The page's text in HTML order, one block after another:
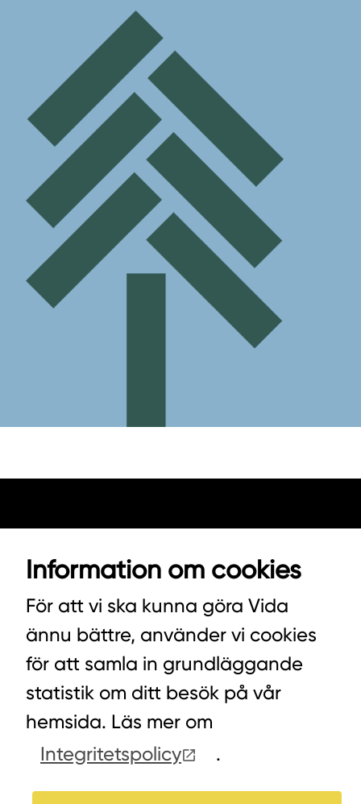
VÄXEL HUVUDKONTORET: 0472-439 00
VÄXEL PELLETS/STALLSTRÖ: 0393-216 50
Information om cookies
För att vi ska kunna göra Vida
ännu bättre, använder vi cookies
för att samla in grundläggande
statistik om ditt besök på vår
hemsida. Läs mer om
Integritetspolicy
.